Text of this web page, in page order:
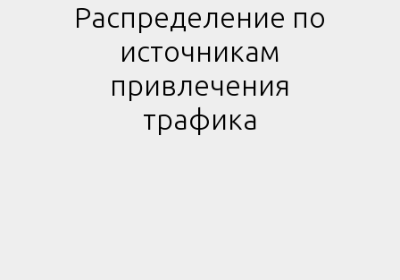
Распределение по
источникам
привлечения
трафика